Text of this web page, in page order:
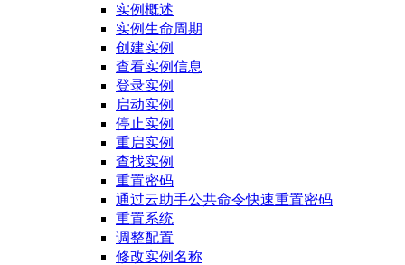
实例概述
实例生命周期
创建实例
查看实例信息
登录实例
启动实例
停止实例
重启实例
查找实例
重置密码
通过云助手公共命令快速重置密码
重置系统
调整配置
修改实例名称